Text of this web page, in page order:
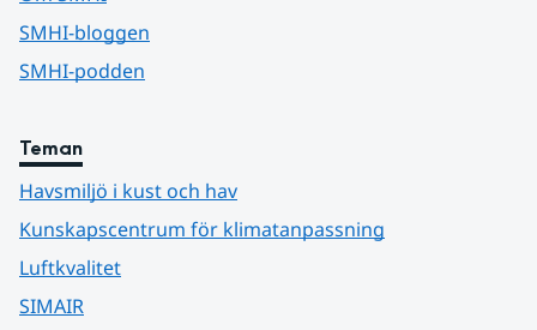
SMHI-bloggen
SMHI-podden
Teman
Havsmiljö i kust och hav
Kunskapscentrum för klimatanpassning
Luftkvalitet
SIMAIR